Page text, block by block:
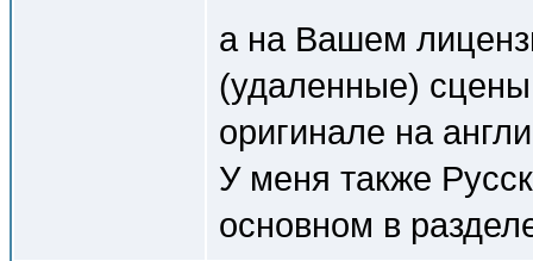
а на Вашем
(удаленные)
оригинале на
У меня также
основном в